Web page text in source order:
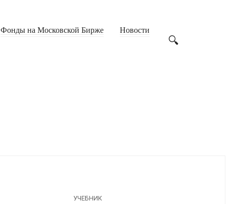
Фонды на Московской Бирже Новости
УЧЕБНИК